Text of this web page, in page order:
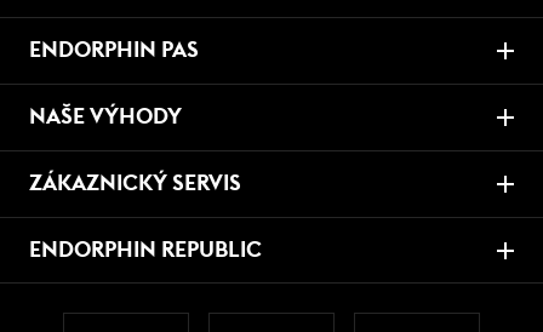
ENDORPHIN PAS
NAŠE VÝHODY
ZÁKAZNICKÝ SERVIS
ENDORPHIN REPUBLIC